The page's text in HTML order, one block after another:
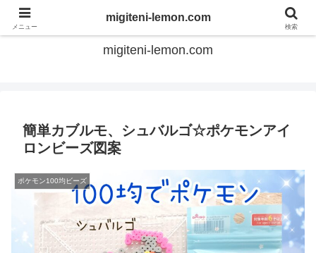
てのひらアイロンビーズ
migiteni-lemon.com
簡単カブルモ、シュバルゴ☆ポケモンアイ
ロンビーズ図案
ポケモン100均ビーズ
メニュー
migiteni-lemon.com
検索